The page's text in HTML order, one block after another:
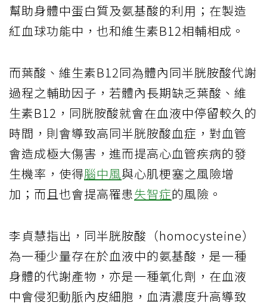
幫助身體中蛋白質及氨基酸的利用；在製造
紅血球功能中，也和維生素B12相輔相成。
而葉酸、維生素B12同為體內同半胱胺酸代謝
過程之輔助因子，若體內長期缺乏葉酸、維
生素B12，同胱胺酸就會在血液中停留較久的
時間，則會導致高同半胱胺酸血症，對血管
會造成極大傷害，進而提高心血管疾病的發
生機率，使得腦中風與心肌梗塞之風險增
加；而且也會提高罹患失智症的風險。
李貞慧指出，同半胱胺酸（homocysteine）
為一種少量存在於血液中的氨基酸，是一種
身體的代謝產物，亦是一種氧化劑，在血液
中會侵犯動脈內皮細胞，血清濃度升高導致